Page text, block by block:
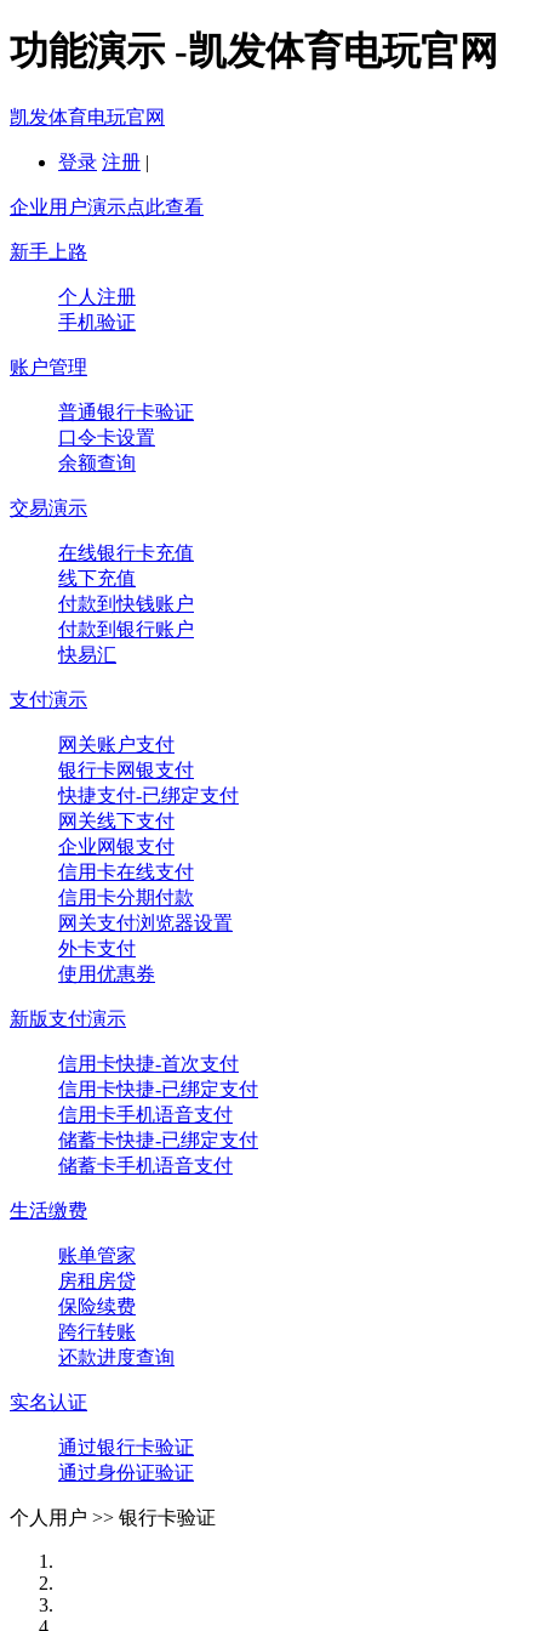
功能演示 -凯发体育电玩官网
凯发体育电玩官网
登录 注册 |
企业用户演示点此查看
新手上路
个人注册
手机验证
账户管理
普通银行卡验证
口令卡设置
余额查询
交易演示
在线银行卡充值
线下充值
付款到快钱账户
付款到银行账户
快易汇
支付演示
网关账户支付
银行卡网银支付
快捷支付-已绑定支付
网关线下支付
企业网银支付
信用卡在线支付
信用卡分期付款
网关支付浏览器设置
外卡支付
使用优惠券
新版支付演示
信用卡快捷-首次支付
信用卡快捷-已绑定支付
信用卡手机语音支付
储蓄卡快捷-已绑定支付
储蓄卡手机语音支付
生活缴费
账单管家
房租房贷
保险续费
跨行转账
还款进度查询
实名认证
通过银行卡验证
通过身份证验证
个人用户 >> 银行卡验证